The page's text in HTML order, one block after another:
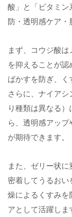
酸」と「ビタミン
防・透明感ケア・
まず、コウジ酸
を抑えることが
ばかすを防ぎ、く
さらに、ナイア
り種類は異なる
ら、透明感アッ
が期待できます。
また、ゼリー状
密着してうるおい
燥によるくすみを
アとして活躍しま